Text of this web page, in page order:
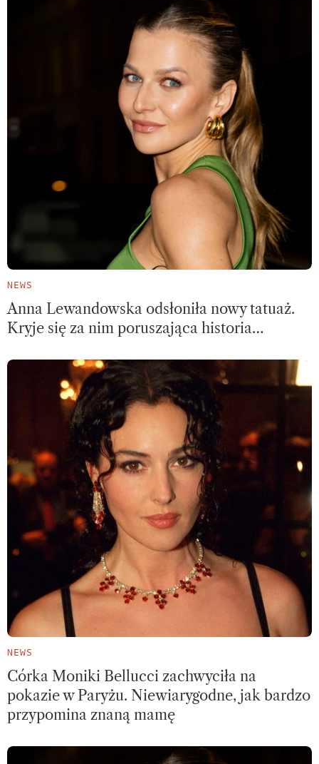
NEWS
Anna Lewandowska odsłoniła nowy tatuaż.
Kryje się za nim poruszająca historia…
NEWS
Córka Moniki Bellucci zachwyciła na
pokazie w Paryżu. Niewiarygodne, jak bardzo
przypomina znaną mamę